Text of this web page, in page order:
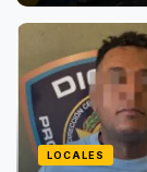
LOCALES